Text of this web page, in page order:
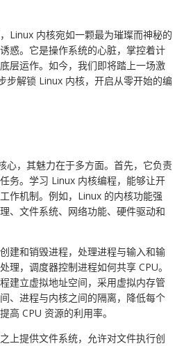
Linux 内核宛如一颗最为璀璨而神秘的
惑。它是操作系统的心脏，掌控着计
层运作。如今，我们即将踏上一场激
解锁 Linux 内核，开启从零开始的编
心，其魅力在于多方面。首先，它负责
务。学习 Linux 内核编程，能够让开
作机制。例如，Linux 的内核功能强
、文件系统、网络功能、硬件驱动和
建和销毁进程，处理进程与输入和输
理，调度器控制进程如何共享 CPU。
建立虚拟地址空间，采用虚拟内存管
、进程与内核之间的隔离，降低每个
高 CPU 资源的利用率。
上提供文件系统，允许对文件执行创